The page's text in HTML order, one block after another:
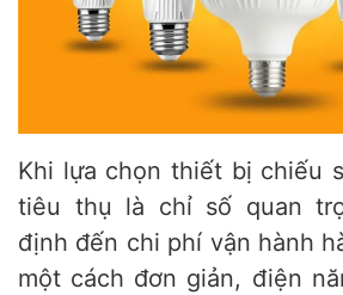
Khi lựa chọn thiết bị chiếu
tiêu thụ là chỉ số quan
định đến chi phí vận hành
một cách đơn giản, điện